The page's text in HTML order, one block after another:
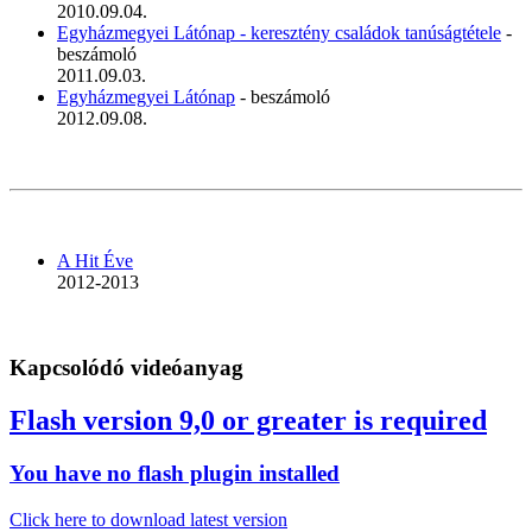
2010.09.04.
Egyházmegyei Látónap - keresztény családok tanúságtétele -
beszámoló
2011.09.03.
Egyházmegyei Látónap - beszámoló
2012.09.08.
A Hit Éve
2012-2013
Kapcsolódó videóanyag
Flash version 9,0 or greater is required
You have no flash plugin installed
Click here to download latest version